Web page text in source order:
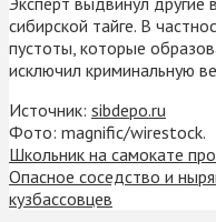
сибирской тайге. В
пустоты, которые
исключил криминальную
Источник: sibdepo.ru
Фото: magnific/wirestock.
Школьник на самокате
Опасное соседство и
кузбассовцев